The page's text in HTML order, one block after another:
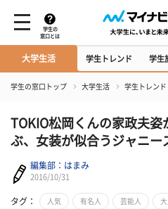
学生の
窓口とは
大学生活 学生トレンド 学生
学生の窓口トップ 大学生活 学生トレンド
TOKIO松岡くんの家政夫
ぶ、女装が似合うジャニー
編集部：はまみ
2016/10/31
タグ： 人気 有名人 芸能人 大